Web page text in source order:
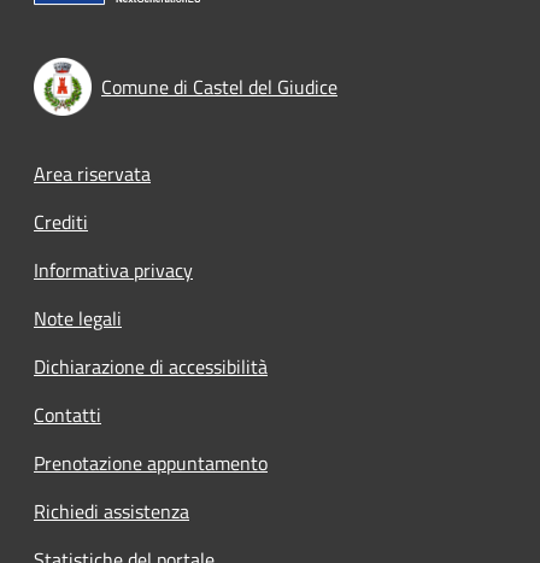
Comune di Castel del Giudice
Footer menu
Area riservata
Crediti
Informativa privacy
Note legali
Dichiarazione di accessibilità
Contatti
Prenotazione appuntamento
Richiedi assistenza